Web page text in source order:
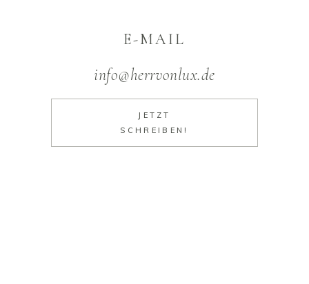
E-MAIL
info@herrvonlux.de
JETZT
SCHREIBEN!